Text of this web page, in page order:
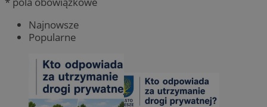
Najnowsze
Popularne